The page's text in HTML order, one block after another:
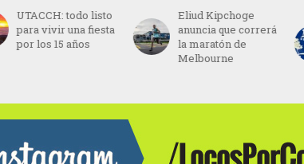
Eliud Kipchoge
anuncia que correrá
la maratón de
Maratón Posadas
2026: abrieron las
inscripciones para
los 42K, 21K, 10K y